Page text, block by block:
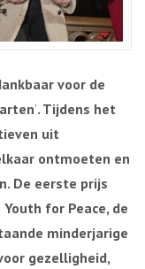
voor de
‘. Tijdens het
uit
ontmoeten en
De eerste prijs
for Peace, de
minderjarige
gezelligheid,